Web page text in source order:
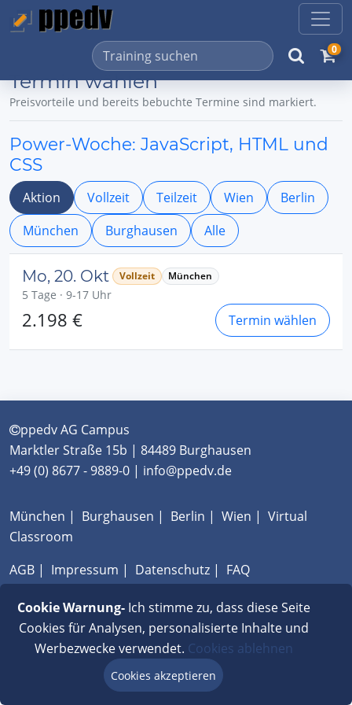
0
Termin wählen
Preisvorteile und bereits bebuchte Termine sind markiert.
Power-Woche: JavaScript, HTML und
CSS
Aktion Vollzeit Teilzeit Wien
Berlin
München
Burghausen Alle
Mo, 20. Okt Vollzeit München
5 Tage · 9-17 Uhr
2.198 € Termin wählen
ppedv AG Campus
Marktler Straße 15b | 84489 Burghausen
+49 (0) 8677 - 9889-0 | info@ppedv.de
München | Burghausen | Berlin | Wien | Virtual
Classroom
AGB | Impressum | Datenschutz | FAQ
Cookie Warnung-Ich stimme zu, dass diese Seite
Cookies für Analysen, personalisierte Inhalte und
Werbezwecke verwendet. Cookies ablehnen
Cookies akzeptieren